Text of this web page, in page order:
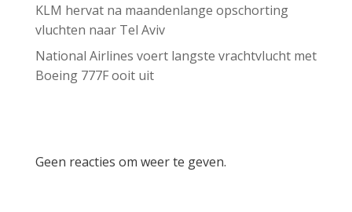
KLM hervat na maandenlange opschorting
vluchten naar Tel Aviv
National Airlines voert langste vrachtvlucht met
Boeing 777F ooit uit
Geen reacties om weer te geven.